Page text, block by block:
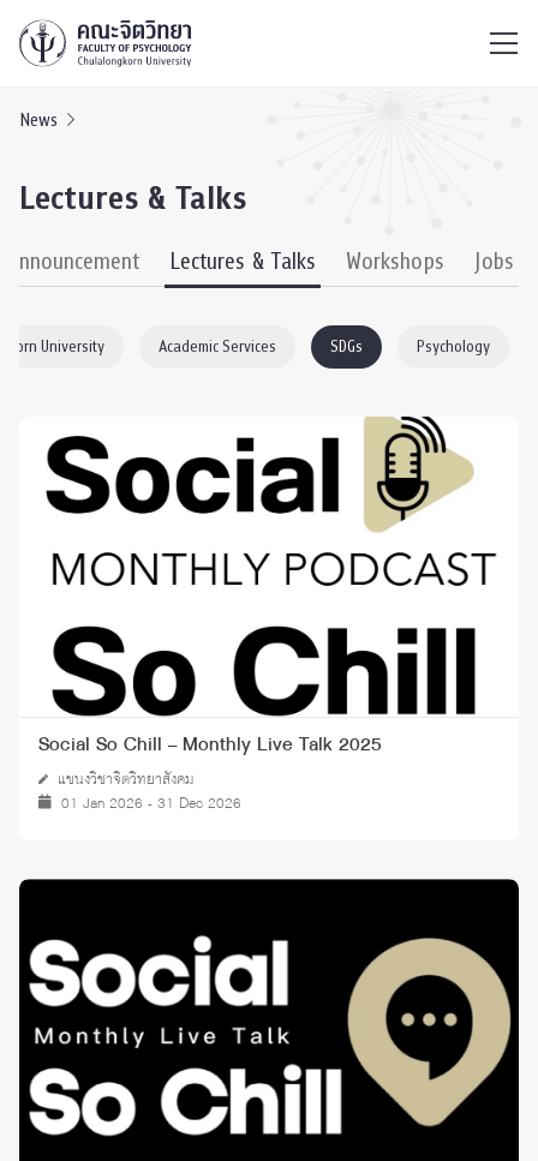
News
Lectures & Talks
Lectures & Talks Workshops Jobs
University Academic Services SDGs Psychology
Social So Chill – Monthly Live Talk 2025
แขนงวิชาจิตวิทยาสังคม
01 Jan 2026 - 31 Dec 2026